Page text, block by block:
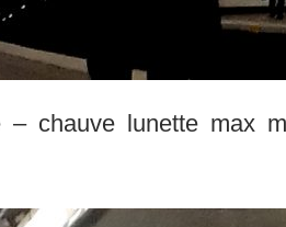
chauve lunette max